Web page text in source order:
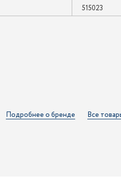
515023
Подробнее о бренде Все